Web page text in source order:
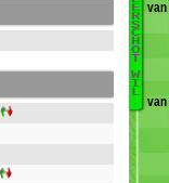
E
R
S
C
H
O
T
W
I
L
.
van